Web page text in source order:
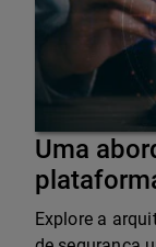
Uma
Explore a